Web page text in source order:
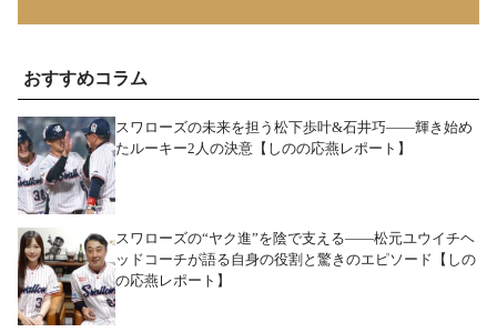
おすすめコラム
スワローズの未来を担う松下歩叶&石井巧――輝き始め
たルーキー2人の決意【しのの応燕レポート】
スワローズの“ヤク進”を陰で支える――松元ユウイチヘ
ッドコーチが語る自身の役割と驚きのエピソード【しの
の応燕レポート】